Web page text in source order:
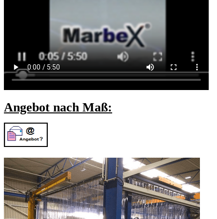
Angebot nach Maß: